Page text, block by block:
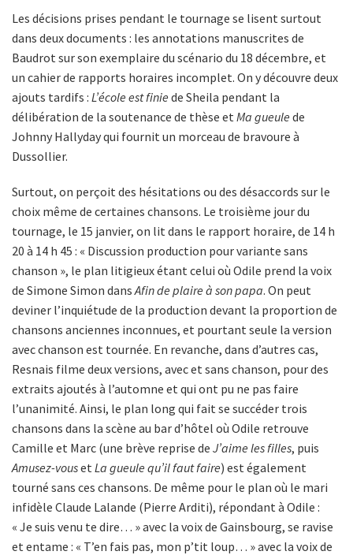
Les décisions prises pendant le tournage se lisent surtout
dans deux documents : les annotations manuscrites de
Baudrot sur son exemplaire du scénario du 18 décembre, et
un cahier de rapports horaires incomplet. On y découvre deux
ajouts tardifs : L’école est finie de Sheila pendant la
délibération de la soutenance de thèse et Ma gueule de
Johnny Hallyday qui fournit un morceau de bravoure à
Dussollier.
Surtout, on perçoit des hésitations ou des désaccords sur le
choix même de certaines chansons. Le troisième jour du
tournage, le 15 janvier, on lit dans le rapport horaire, de 14 h
20 à 14 h 45 : « Discussion production pour variante sans
chanson », le plan litigieux étant celui où Odile prend la voix
de Simone Simon dans Afin de plaire à son papa. On peut
deviner l’inquiétude de la production devant la proportion de
chansons anciennes inconnues, et pourtant seule la version
avec chanson est tournée. En revanche, dans d’autres cas,
Resnais filme deux versions, avec et sans chanson, pour des
extraits ajoutés à l’automne et qui ont pu ne pas faire
l’unanimité. Ainsi, le plan long qui fait se succéder trois
chansons dans la scène au bar d’hôtel où Odile retrouve
Camille et Marc (une brève reprise de J’aime les filles, puis
Amusez-vouset La gueule qu’il faut faire) est également
tourné sans ces chansons. De même pour le plan où le mari
infidèle Claude Lalande (Pierre Arditi), répondant à Odile :
« Je suis venu te dire… » avec la voix de Gainsbourg, se ravise
et entame : « T’en fais pas, mon p’tit loup… » avec la voix de